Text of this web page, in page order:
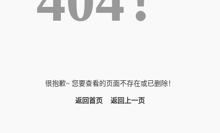
很抱歉~ 您要查看的页面不存在或已删除！
返回首页 返回上一页